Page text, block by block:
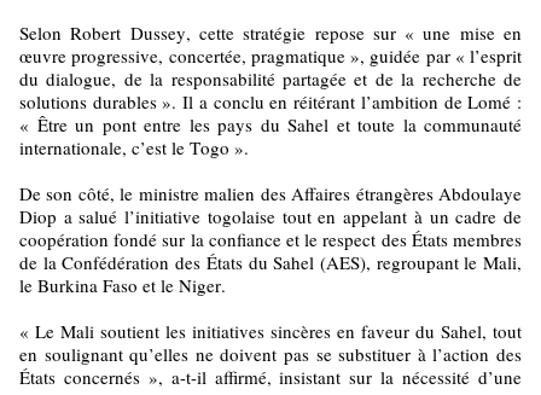
Selon Robert Dussey, cette stratégie repose sur « une mise en
œuvre progressive, concertée, pragmatique », guidée par « l’esprit
du dialogue, de la responsabilité partagée et de la recherche de
solutions durables ». Il a conclu en réitérant l’ambition de Lomé :
« Être un pont entre les pays du Sahel et toute la communauté
internationale, c’est le Togo ».
De son côté, le ministre malien des Affaires étrangères Abdoulaye
Diop a salué l’initiative togolaise tout en appelant à un cadre de
coopération fondé sur la confiance et le respect des États membres
de la Confédération des États du Sahel (AES), regroupant le Mali,
le Burkina Faso et le Niger.
« Le Mali soutient les initiatives sincères en faveur du Sahel, tout
en soulignant qu’elles ne doivent pas se substituer à l’action des
États concernés », a-t-il affirmé, insistant sur la nécessité d’une